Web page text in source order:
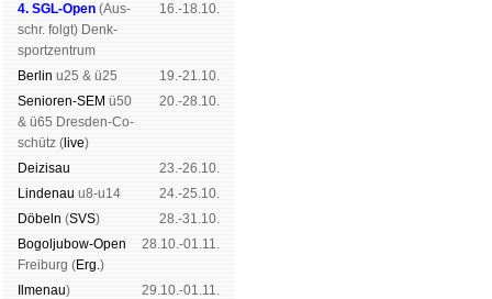
4. SGL-Open (Aus­
schr. folgt) Denk­
sport­zen­trum
16.-18.10.
Ber­lin u25 & ü25
19.-21.10.
Senioren-SEM ü50
& ü65 Dres­den-Co­
schütz ( live)
20.-28.10.
Dei­zi­sau
23.-26.10.
Lin­de­nau u8-u14
24.-25.10.
Dö­beln (SVS)
28.-31.10.
Bogoljubow-Open
Frei­burg (Erg.)
28.10.-01.11.
Il­me­nau)
29.10.-01.11.